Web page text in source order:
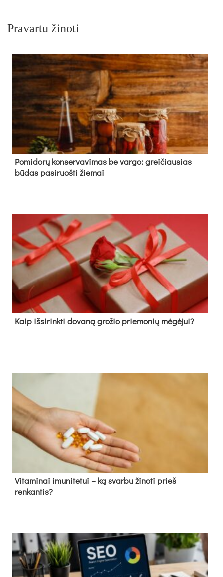
Pravartu žinoti
Pomidorų konservavimas be vargo: greičiausias
būdas pasiruošti žiemai
Kaip išsirinkti dovaną grožio priemonių mėgėjui?
Vitaminai imunitetui – ką svarbu žinoti prieš
renkantis?